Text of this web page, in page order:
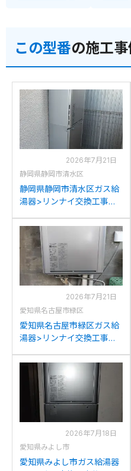
この型番の施工
2026年7月21日
静岡県静岡市清水区
静岡県静岡市清水区ガス給
湯器>リンナイ交換工事施
2428SAWXからリンナイ
RUF-K2406SAW(A)への交
換
2026年7月21日
愛知県名古屋市緑区
愛知県名古屋市緑区ガス給
湯器>リンナイ交換工事施
C2446SAWXDからリンナ
イRUF-K2406SAW(A)への
2026年7月18日
愛知県みよし市
愛知県みよし市ガス給湯器